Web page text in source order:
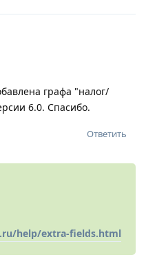
графа "налог/
6.0. Спасибо.
Ответить
help/extra-fields.html